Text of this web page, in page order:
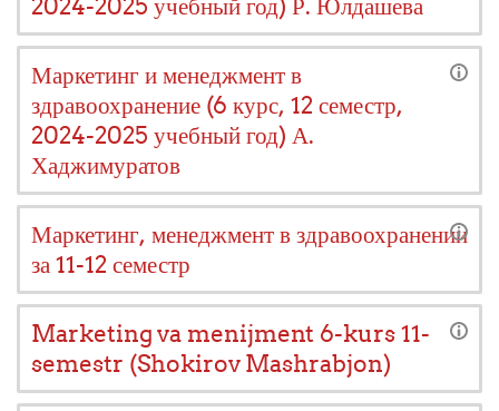
2024-2025 учебный год) Р. Юлдашева
Маркетинг и менеджмент в
здравоохранение (6 курс, 12 семестр,
2024-2025 учебный год) А.
Хаджимуратов
Маркетинг, менеджмент в здравоохранении
за 11-12 семестр
Marketing va menijment 6-kurs 11-
semestr (Shokirov Mashrabjon)